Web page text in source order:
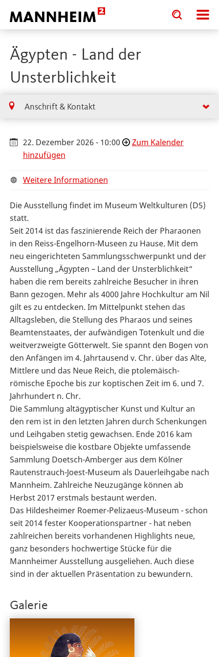
Toggle
search
input
Toggle
search
input
Ägypten - Land der
Unsterblichkeit
Anschrift & Kontakt
22. Dezember 2026 - 10:00
Zum Kalender
hinzufügen
Weitere Informationen
Die Ausstellung findet im Museum Weltkulturen (D5)
statt.
Seit 2014 ist das faszinierende Reich der Pharaonen
in den Reiss-Engelhorn-Museen zu Hause. Mit dem
neu eingerichteten Sammlungsschwerpunkt und der
Ausstellung „Ägypten – Land der Unsterblichkeit“
haben die rem bereits zahlreiche Besucher in ihren
Bann gezogen. Mehr als 4000 Jahre Hochkultur am Nil
gilt es zu entdecken. Im Mittelpunkt stehen das
Alltagsleben, die Stellung des Pharaos und seines
Beamtenstaates, der aufwändigen Totenkult und die
weitverzweigte Götterwelt. Sie spannt den Bogen von
den Anfängen im 4. Jahrtausend v. Chr. über das Alte,
Mittlere und das Neue Reich, die ptolemäisch-
römische Epoche bis zur koptischen Zeit im 6. und 7.
Jahrhundert n. Chr.
Die Sammlung altägyptischer Kunst und Kultur an
den rem ist in den letzten Jahren durch Schenkungen
und Leihgaben stetig gewachsen. Ende 2016 kam
beispielsweise die kostbare Objekte umfassende
Sammlung Doetsch-Amberger aus dem Kölner
Rautenstrauch-Joest-Museum als Dauerleihgabe nach
Mannheim. Zahlreiche Neuzugänge können ab
Herbst 2017 erstmals bestaunt werden.
Das Hildesheimer Roemer-Pelizaeus-Museum - schon
seit 2014 fester Kooperationspartner - hat neben
zahlreichen bereits vorhandenen Highlights neue,
ganz besonders hochwertige Stücke für die
Mannheimer Ausstellung ausgeliehen. Auch diese
sind in der aktuellen Präsentation zu bewundern.
Galerie